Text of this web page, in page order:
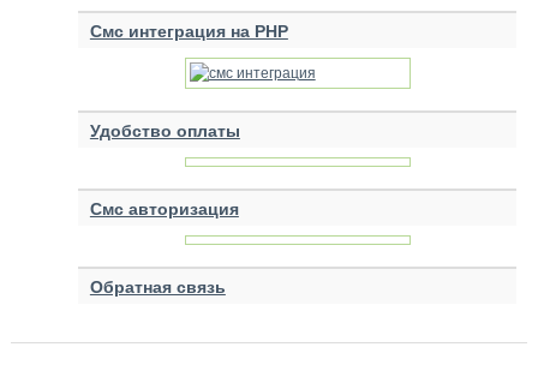
Смс интеграция на PHP
Удобство оплаты
Смс авторизация
Обратная связь